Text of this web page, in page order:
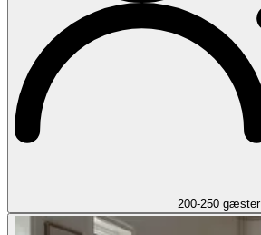
200-250 gæster